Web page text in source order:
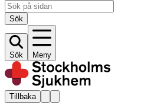
Sök
Sök Meny
Tillbaka